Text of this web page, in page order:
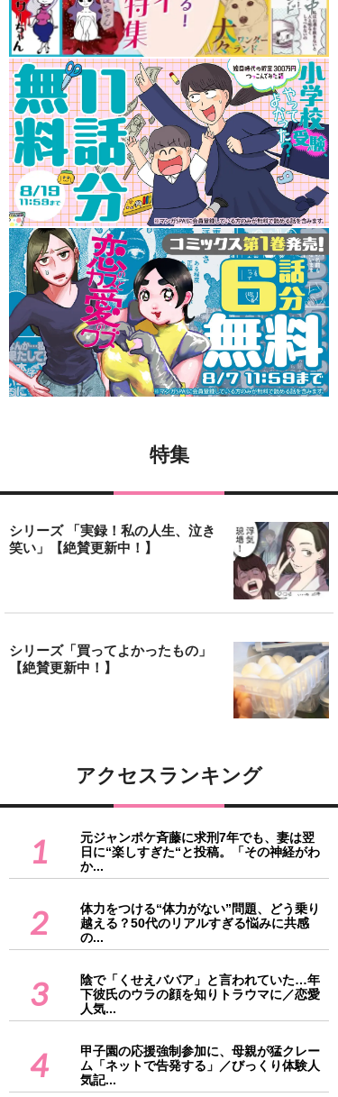
特集
シリーズ 「実録！私の人生、泣き
笑い」【絶賛更新中！】
シリーズ「買ってよかったもの」
【絶賛更新中！】
アクセスランキング
1
元ジャンポケ斉藤に求刑7年でも、妻は翌
日に“楽しすぎた“と投稿。「その神経がわ
か...
2
体力をつける“体力がない”問題、どう乗り
越える？50代のリアルすぎる悩みに共感
の...
3
陰で「くせえババア」と言われていた…年
下彼氏のウラの顔を知りトラウマに／恋愛
人気...
4
甲子園の応援強制参加に、母親が猛クレー
ム「ネットで告発する」／びっくり体験人
気記...